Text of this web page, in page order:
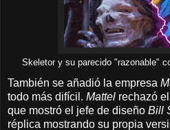
Skeletor y su parecido "razonable"
También se añadió la empresa
todo más difícil. Mattel rechazó
que mostró el jefe de diseño Bill
réplica mostrando su propia